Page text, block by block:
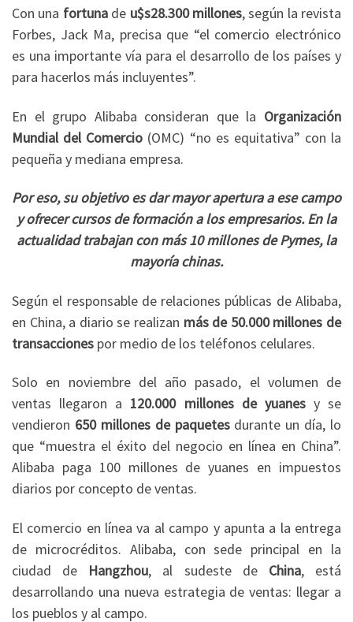
Con una fortuna de u$s28.300 millones, según la revista
Forbes, Jack Ma, precisa que “el comercio electrónico
es una importante vía para el desarrollo de los países y
para hacerlos más incluyentes”.
En el grupo Alibaba consideran que la Organización
Mundial del Comercio (OMC) “no es equitativa” con la
pequeña y mediana empresa.
Por eso, su objetivo es dar mayor apertura a ese campo
y ofrecer cursos de formación a los empresarios. En la
actualidad trabajan con más 10 millones de Pymes, la
mayoría chinas.
Según el responsable de relaciones públicas de Alibaba,
en China, a diario se realizan más de 50.000 millones de
transacciones por medio de los teléfonos celulares.
Solo en noviembre del año pasado, el volumen de
ventas llegaron a 120.000 millones de yuanes y se
vendieron 650 millones de paquetesdurante un día, lo
que “muestra el éxito del negocio en línea en China”.
Alibaba paga 100 millones de yuanes en impuestos
diarios por concepto de ventas.
El comercio en línea va al campo y apunta a la entrega
de microcréditos. Alibaba, con sede principal en la
ciudad de Hangzhou, al sudeste de China, está
desarrollando una nueva estrategia de ventas: llegar a
los pueblos y al campo.